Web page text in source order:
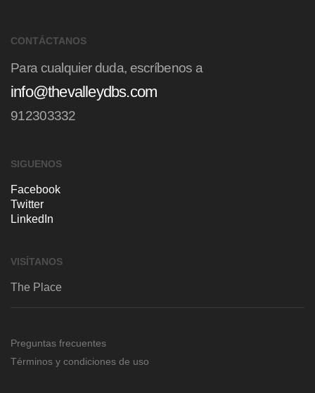
CONTÁCTANOS
Para cualquier duda, escríbenos a
info@thevalleydbs.com
912303332
SIGUENOS
Facebook
Twitter
LinkedIn
VISÍTANOS
The Place
28020, Madrid (España)
Preguntas frecuentes
Términos y condiciones de uso